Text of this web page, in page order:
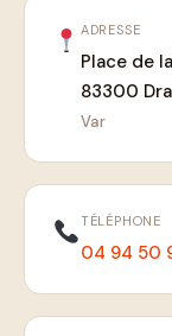
ADRESSE
Place de
83300
Var
TÉLÉPHONE
04 94 50